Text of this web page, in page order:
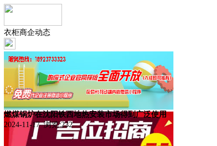
衣柜商企动态
燃煤锅炉在沈阳铁西地热安装市场得到广泛使用
2024-11-17 浏览:232